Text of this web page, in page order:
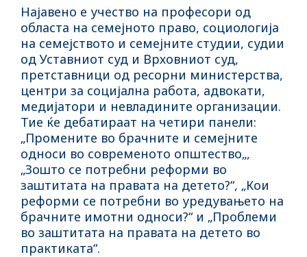
Најавено е учество на професори од
областа на семејното право, социологија
на семејството и семејните студии, судии
од Уставниот суд и Врховниот суд,
претставници од ресорни министерства,
центри за социјална работа, адвокати,
медијатори и невладините организации.
Тие ќе дебатираат на четири панели:
„Промените во брачните и семејните
односи во современото општество„,
„Зошто се потребни реформи во
заштитата на правата на детето?“, „Кои
реформи се потребни во уредувањето на
брачните имотни односи?“ и „Проблеми
во заштитата на правата на детето во
практиката“.